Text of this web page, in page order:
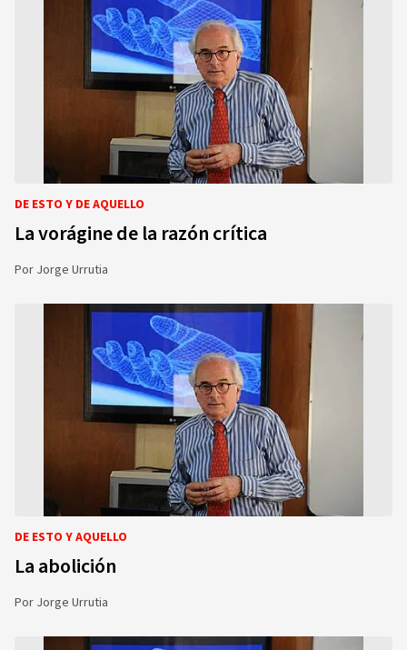
DE ESTO Y DE AQUELLO
La vorágine de la razón crítica
Por Jorge Urrutia
DE ESTO Y AQUELLO
La abolición
Por Jorge Urrutia